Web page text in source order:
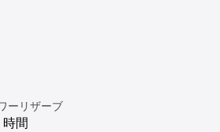
ーリザーブ
間